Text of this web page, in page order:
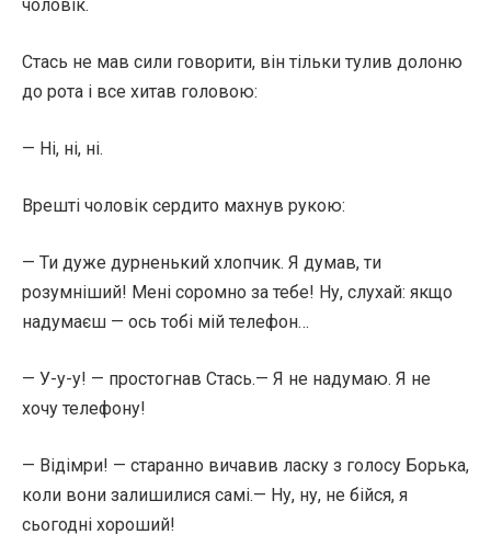
чоловік.
Стась не мав сили говорити, він тільки тулив долоню
до рота і все хитав головою:
— Ні, ні, ні.
Врешті чоловік сердито махнув рукою:
— Ти дуже дурненький хлопчик. Я думав, ти
розумніший! Мені соромно за тебе! Ну, слухай: якщо
надумаєш — ось тобі мій телефон…
— У-у-у! — простогнав Стась.— Я не надумаю. Я не
хочу телефону!
— Відімри! — старанно вичавив ласку з голосу Борька,
коли вони залишилися самі.— Ну, ну, не бійся, я
сьогодні хороший!